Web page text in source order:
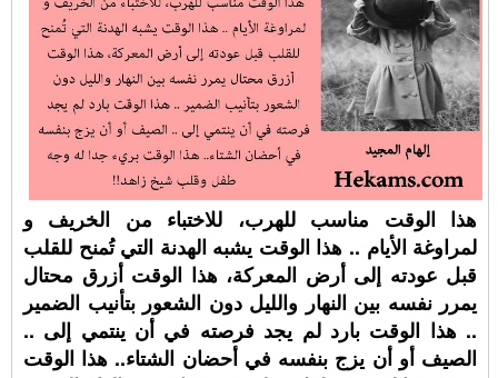
هذا الوقت مناسب للهرب، للاختباء من ⁧‫الخريف‬⁩ و
لمراوغة الأيام .. هذا الوقت يشبه الهدنة التي تُمنح للقلب
قبل عودته إلى أرض المعركة، هذا الوقت أزرق محتال
يمرر نفسه بين النهار والليل دون الشعور بتأنيب الضمير
.. هذا الوقت بارد لم يجد فرصته في أن ينتمي إلى ..
الصيف أو أن يزج بنفسه في أحضان الشتاء.. هذا الوقت